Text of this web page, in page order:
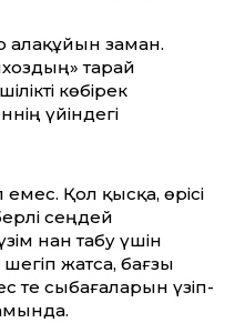
алақұйын заман.
тарай
көбірек
үйіндегі
Қол қысқа, өрісі
сеңдей
нан табу үшін
жатса, бағзы
те сыбағаларын үзіп-